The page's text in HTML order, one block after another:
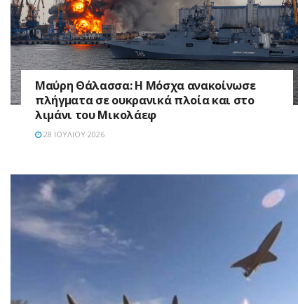
Μαύρη Θάλασσα: Η Μόσχα ανακοίνωσε
πλήγματα σε ουκρανικά πλοία και στο
λιμάνι του Μικολάεφ
28 ΙΟΥΛΊΟΥ 2026